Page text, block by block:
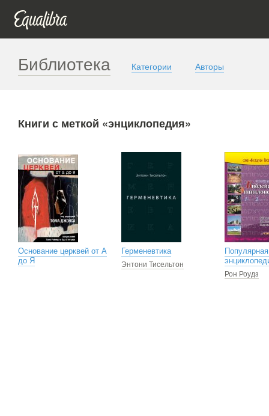
Библиотека Категории Авторы
Книги с меткой «энциклопедия»
Основание церквей от А
до Я
Герменевтика
Энтони Тисельтон
Рон Роудз